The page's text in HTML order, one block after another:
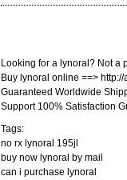
Looking for a lynoral? Not a
Buy lynoral online ==>
Guaranteed Worldwide
Support 100% Satisfaction
Tags:
no rx lynoral 195jl
buy now lynoral by mail
can i purchase lynoral